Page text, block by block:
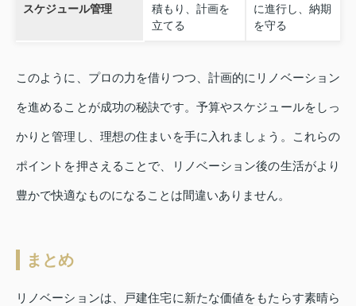
スケジュール管理
積もり、計画を
立てる
に進行し、納期
を守る
このように、プロの力を借りつつ、計画的にリノベーション
を進めることが成功の秘訣です。予算やスケジュールをしっ
かりと管理し、理想の住まいを手に入れましょう。これらの
ポイントを押さえることで、リノベーション後の生活がより
豊かで快適なものになることは間違いありません。
まとめ
リノベーションは、戸建住宅に新たな価値をもたらす素晴ら